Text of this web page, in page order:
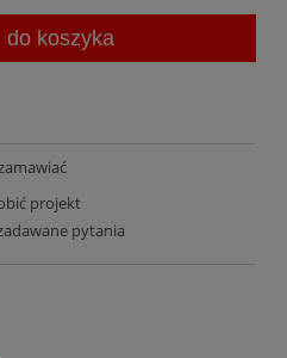
do koszyka
projekt
pytania